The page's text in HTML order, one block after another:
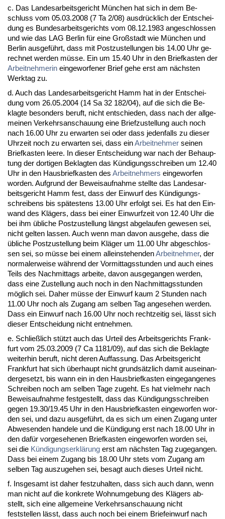
c. Das Lan­des­ar­beits­ge­richt München hat sich in dem Be­
schluss vom 05.03.2008 (7 Ta 2/08) aus­drück­lich der Ent­schei­
dung es Bun­des­ar­beits­ge­richts vom 08.12.1983 an­ge­schlos­sen
und wie das LAG Ber­lin für ei­ne Großstadt wie München und
Ber­lin aus­geführt, dass mit Post­zu­stel­lun­gen bis 14.00 Uhr ge­
rech­net wer­den müsse. Ein um 15.40 Uhr in den Brief­kas­ten der
Ar­beit­neh­me­rin ein­ge­wor­fe­ner Brief ge­he erst am nächs­ten
Werk­tag zu.
d. Auch das Lan­des­ar­beits­ge­richt Hamm hat in der Ent­schei­
dung vom 26.05.2004 (14 Sa 32 182/04), auf die sich die Be­
klag­te be­son­ders be­ruft, nicht ent­schie­den, dass nach der all­ge­
mei­nen Ver­kehrs­an­schau­ung ei­ne Brief­zu­stel­lung auch noch
nach 16.00 Uhr zu er­war­ten sei oder dass je­den­falls zu die­ser
Uhr­zeit noch zu er­war­ten sei, dass einAr­beit­neh­mer sei­nen
Brief­kas­ten lee­re. In die­ser Ent­schei­dung war nach der Be­haup­
tung der dor­ti­gen Be­klag­ten das Kündi­gungs­schrei­ben um 12.40
Uhr in den Haus­brief­kas­ten des Ar­beit­neh­mers ein­ge­wor­fen
wor­den. Auf­grund der Be­weis­auf­nah­me stell­te das Lan­des­ar­
beits­ge­richt Hamm fest, dass der Ein­wurf des Kündi­gungs­
schrei­bens bis spätes­tens 13.00 Uhr er­folgt sei. Es hat den Ein­
wand des Klägers, dass bei ei­ner Ein­wurf­zeit von 12.40 Uhr die
bei ihm übli­che Post­zu­stel­lung längst ab­ge­lau­fen ge­we­sen sei,
nicht gel­ten las­sen. Auch wenn man da­von aus­ge­he, dass die
übli­che Post­zu­stel­lung beim Kläger um 11.00 Uhr ab­ge­schlos­
sen sei, so müsse bei ei­nem al­lein­ste­hen­denAr­beit­neh­mer, der
nor­ma­ler­wei­se während der Vor­mit­tags­stun­den und auch ei­nes
Teils des Nach­mit­tags ar­bei­te, da­von aus­ge­gan­gen wer­den,
dass ei­ne Zu­stel­lung auch noch in den Nach­mit­tags­stun­den
möglich sei. Da­her müsse der Ein­wurf kaum 2 St­un­den nach
11.00 Uhr noch als Zu­gang am sel­ben Tag an­ge­se­hen wer­den.
Dass ein Ein­wurf nach 16.00 Uhr noch recht­zei­tig sei, lässt sich
die­ser Ent­schei­dung nicht ent­neh­men.
e. Sch­ließlich stützt auch das Ur­teil des Ar­beits­ge­richts Frank­
furt vom 25.03.2009 (7 Ca 1181/09), auf das sich die Be­klag­te
wei­ter­hin be­ruft, nicht de­ren Auf­fas­sung. Das Ar­beits­ge­richt
Frank­furt hat sich über­haupt nicht grundsätz­lich da­mit aus­ein­an­
der­ge­setzt, bis wann ein in den Haus­brief­kas­ten ein­ge­gan­ge­nes
Schrei­ben noch am sel­ben Ta­ge zu­geht. Es hat viel­mehr nach
Be­weis­auf­nah­me fest­ge­stellt, dass das Kündi­gungs­schrei­ben
ge­gen 19.30/19.45 Uhr in den Haus­brief­kas­ten ein­ge­wor­fen wor­
den sei, und da­zu aus­geführt, da es sich um ei­nen Zu­gang un­ter
Ab­we­sen­den han­de­le und die Kündi­gung erst nach 18.00 Uhr in
den dafür vor­ge­se­he­nen Brief­kas­ten ein­ge­wor­fen wor­den sei,
sei die Kündi­gungs­erklärung erst am nächs­ten Tag zu­ge­gan­gen.
Dass bei ei­nem Zu­gang bis 18.00 Uhr stets vom Zu­gang am
sel­ben Tag aus­zu­ge­hen sei, be­sagt auch die­ses Ur­teil nicht.
f. Ins­ge­samt ist da­her fest­zu­hal­ten, dass sich auch dann, wenn
man nicht auf die kon­kre­te Wohn­um­ge­bung des Klägers ab­
stellt, sich ei­ne all­ge­mei­ne Ver­kehrs­an­schau­ung nicht
fest­stel­len lässt, dass auch noch bei ei­nem Brief­ein­wurf nach